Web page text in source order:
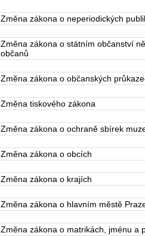
Změna zákona o neperiodických
Změna zákona o státním občanství
občanů
Změna zákona o občanských
Změna tiskového zákona
Změna zákona o ochraně sbírek
Změna zákona o obcích
Změna zákona o krajích
Změna zákona o hlavním městě
Změna zákona o matrikách, jménu a
"náhradě